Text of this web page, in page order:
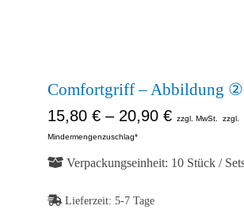
Comfortgriff – Abbildung ②
15,80 € – 20,90 € zzgl. MwSt. zzgl.
Mindermengenzuschlag*
Verpackungseinheit: 10 Stück /
Lieferzeit: 5-7 Tage